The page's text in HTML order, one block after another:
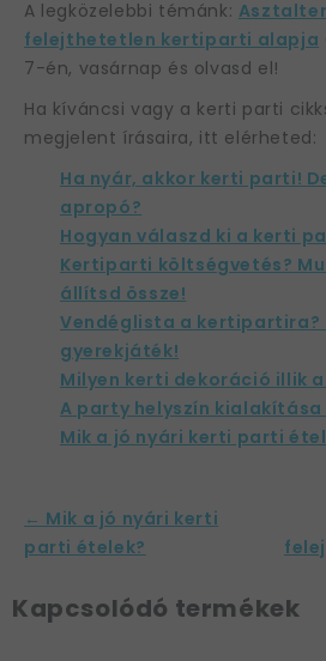
A legközelebbi témánk:
felejthetetlen kertiparti alapja
7-én, vasárnap és olvasd el!
Ha kíváncsi vagy a kerti parti
megjelent írásaira, itt elérheted:
Ha nyár, akkor kerti parti!
apropó?
Hogyan válaszd ki a kerti
Kertiparti költségvetés?
állítsd össze!
Vendéglista a
gyerekjáték!
Milyen kerti dekoráció illik
A party helyszín kialakítása
Mik a jó nyári kerti parti
← Mik a jó nyári kerti
parti ételek?
Kapcsolódó termékek